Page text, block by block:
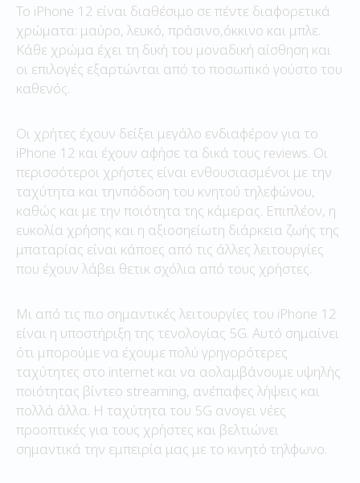
Το iPhone 12 είναι διαθέσιμο σε πέντε διαφορετικά
χρώματα: μαύρο, λευκό, πράσινο,όκκινο και μπλε.
Κάθε χρώμα έχει τη δική του μοναδική αίσθηση και
οι επιλογές εξαρτώνται από το ποσωπικό γούστο του
καθενός.
Οι χρήτες έχουν δείξει μεγάλο ενδιαφέρον για το
iPhone 12 και έχουν αφήσε τα δικά τους reviews. Οι
περισσότεροι χρήστες είναι ενθουσιασμένοι με την
ταχύτητα και τηνπόδοση του κνητού τηλεφώνου,
καθώς και με την ποιότητα της κάμερας. Επιπλέον, η
ευκολία χρήσης και η αξιοσηείωτη διάρκεια ζωής της
μπαταρίας είναι κάποες από τις άλλες λειτουργίες
που έχουν λάβει θετικ σχόλια από τους χρήστες.
Μι από τις πιο σημαντικές λειτουργίες του iPhone 12
είναι η υποστήριξη της τενολογίας 5G. Αυτό σημαίνει
ότι μπορούμε να έχουμε πολύ γρηγορότερες
ταχύτητες στο internet και να αολαμβάνουμε υψηλής
ποιότητας βίντεο streaming, ανέπαφες λήψεις και
πολλά άλλα. Η ταχύτητα του 5G ανογει νέες
προοπτικές για τους χρήστες και βελτιώνει
σημαντικά την εμπειρία μας με το κινητό τηλφωνο.